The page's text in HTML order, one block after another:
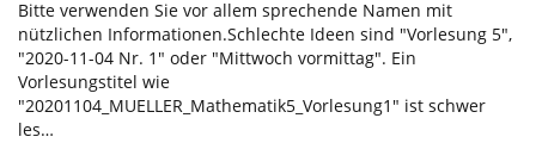
Bitte verwenden Sie vor allem sprechende Namen mit
nützlichen Informationen.Schlechte Ideen sind "Vorlesung 5",
"2020-11-04 Nr. 1" oder "Mittwoch vormittag". Ein
Vorlesungstitel wie
"20201104_MUELLER_Mathematik5_Vorlesung1" ist schwer
les…